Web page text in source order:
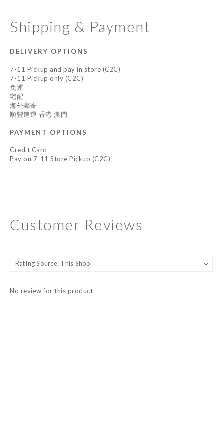
Shipping & Payment
DELIVERY OPTIONS
7-11 Pickup and pay in store (C2C)
7-11 Pickup only (C2C)
免運
宅配
海外郵寄
順豐速運 香港 澳門
PAYMENT OPTIONS
Credit Card
Pay on 7-11 Store Pickup (C2C)
Customer Reviews
No review for this product